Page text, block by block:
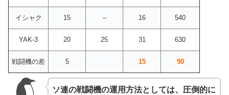
イシャク 15 – 16 540
YAK-3 20 25 31 630
戦闘機の差 5 15 90
ソ連の戦闘機の運用方法としては、圧倒的に